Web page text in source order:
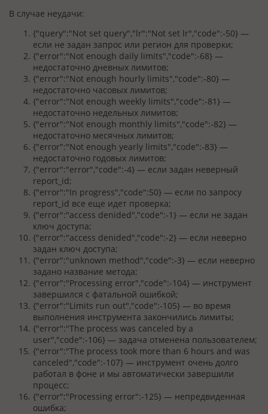
В случае неудачи:
{"query":"Not set query","lr":"Not set lr","code":-50} —
если не задан запрос или регион для проверки;
{"error":"Not enough daily limits","code":-68} —
недостаточно дневных лимитов;
{"error":"Not enough hourly limits","code":-80} —
недостаточно часовых лимитов;
{"error":"Not enough weekly limits","code":-81} —
недостаточно недельных лимитов;
{"error":"Not enough monthly limits","code":-82} —
недостаточно месячных лимитов;
{"error":"Not enough yearly limits","code":-83} —
недостаточно годовых лимитов;
{"error":"error","code":-4} — если задан неверный
report_id;
{"error":"In progress","code":50} — если по запросу
report_id все еще идет проверка;
{"error":"access denided","code":-1} — если не задан
ключ доступа;
{"error":"access denided","code":-2} — если неверно
задан ключ доступа;
{"error":"unknown method","code":-3} — если неверно
задано название метода;
{"error":"Processing error","code":-104} — инструмент
завершился с фатальной ошибкой;
{"error":"Limits run out","code":-105} — во время
выполнения инструмента закончились лимиты;
{"error":"The process was canceled by a
user","code":-106} — задача отменена пользователем;
{"error":"The process took more than 6 hours and was
canceled","code":-107} — инструмент очень долго
работал в фоне и мы автоматически завершили
процесс;
{"error":"Processing error":-125} — непредвиденная
ошибка;